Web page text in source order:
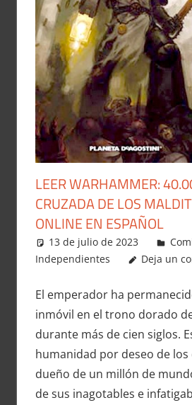
LEER WARHAMMER:
CRUZADA DE LOS
ONLINE EN ESPAÑOL
13 de julio de 2023
Independientes
Deja un
El emperador ha
inmóvil en el trono dorado
durante más de cien siglos.
humanidad por deseo de los
dueño de un millón de
de sus inagotables e